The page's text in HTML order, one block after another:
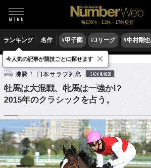
毎日6時・11時・17時更新
ランキング 名作 #甲子園 #Jリーグ #中村剛也
競馬
沸騰！ 日本サラブ列島 BACK NUMBER
牡馬は大混戦、牝馬は一強か!?
2015年のクラシックを占う。
今人気の記事が競技ごとに探せます ×